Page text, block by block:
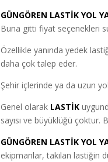
GÜNGÖREN LASTİK YOL
Buna gitti fiyat seçenekleri
Özellikle yanında yedek
daha çok talep eder.
Şehir içlerinde ya da uzun
Genel olarak LASTİK
sayısı ve büyüklüğü
GÜNGÖREN LASTİK YOL
ekipmanlar, takılan lastiğin